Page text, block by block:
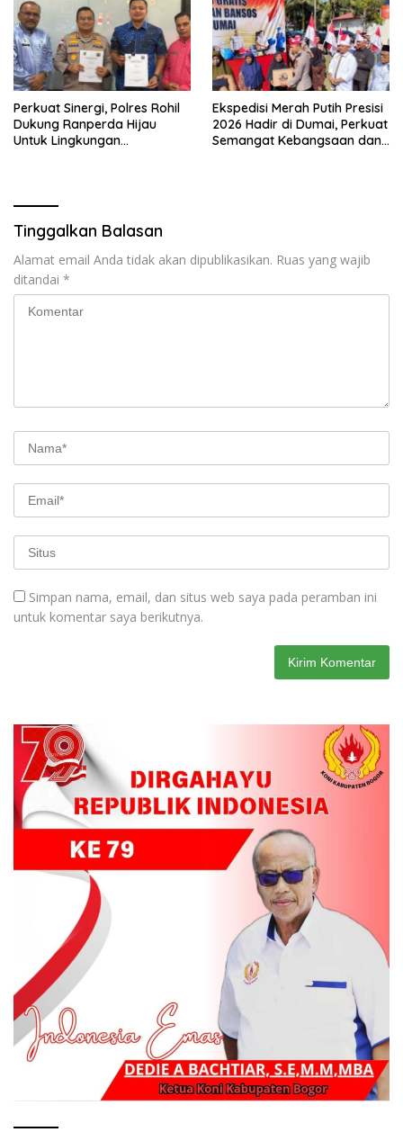
Perkuat Sinergi, Polres Rohil
Dukung Ranperda Hijau
Untuk Lingkungan
Ekspedisi Merah Putih Presisi
2026 Hadir di Dumai, Perkuat
Semangat Kebangsaan dan
Tinggalkan Balasan
Alamat email Anda tidak akan dipublikasikan. Ruas yang wajib
ditandai *
Simpan nama, email, dan situs web saya pada peramban ini
untuk komentar saya berikutnya.